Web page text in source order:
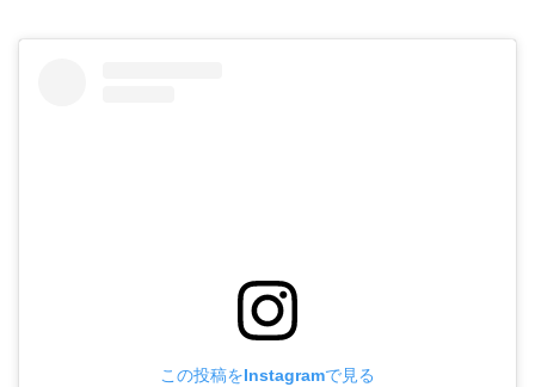
この投稿をInstagramで見る